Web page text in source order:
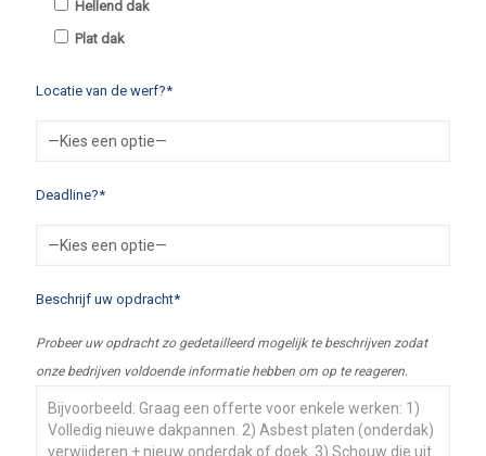
Hellend dak
Plat dak
Locatie van de werf?*
Deadline?*
Beschrijf uw opdracht*
Probeer uw opdracht zo gedetailleerd mogelijk te beschrijven zodat
onze bedrijven voldoende informatie hebben om op te reageren.